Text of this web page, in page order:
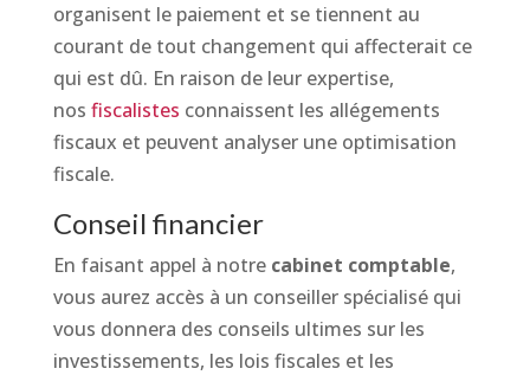
organisent le paiement et se tiennent au
courant de tout changement qui affecterait ce
qui est dû. En raison de leur expertise,
nos fiscalistes connaissent les allégements
fiscaux et peuvent analyser une optimisation
fiscale.
Conseil financier
En faisant appel à notre cabinet comptable,
vous aurez accès à un conseiller spécialisé qui
vous donnera des conseils ultimes sur les
investissements, les lois fiscales et les